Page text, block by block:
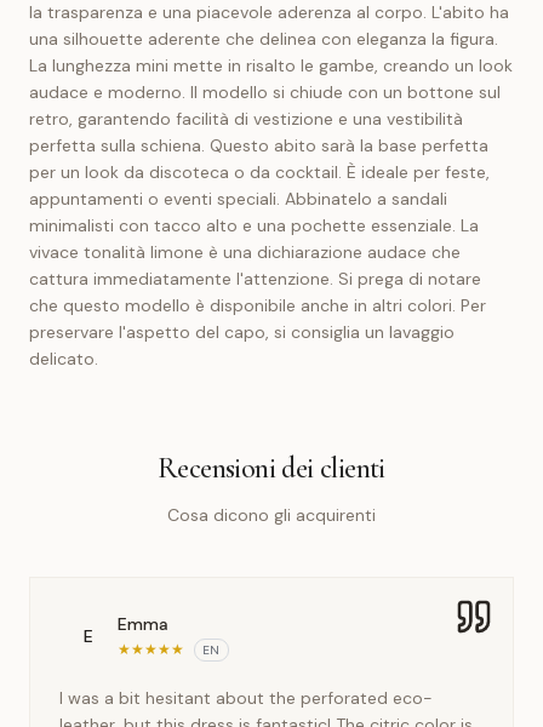
la trasparenza e una piacevole aderenza al corpo. L'abito ha
una silhouette aderente che delinea con eleganza la figura.
La lunghezza mini mette in risalto le gambe, creando un look
audace e moderno. Il modello si chiude con un bottone sul
retro, garantendo facilità di vestizione e una vestibilità
perfetta sulla schiena. Questo abito sarà la base perfetta
per un look da discoteca o da cocktail. È ideale per feste,
appuntamenti o eventi speciali. Abbinatelo a sandali
minimalisti con tacco alto e una pochette essenziale. La
vivace tonalità limone è una dichiarazione audace che
cattura immediatamente l'attenzione. Si prega di notare
che questo modello è disponibile anche in altri colori. Per
preservare l'aspetto del capo, si consiglia un lavaggio
delicato.
Recensioni dei clienti
Cosa dicono gli acquirenti
E
Emma
★★★★★ EN
I was a bit hesitant about the perforated eco-